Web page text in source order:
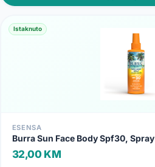
Istaknuto
ESENSA
Burra Sun Face Body Spf30, Spray
32,00 KM